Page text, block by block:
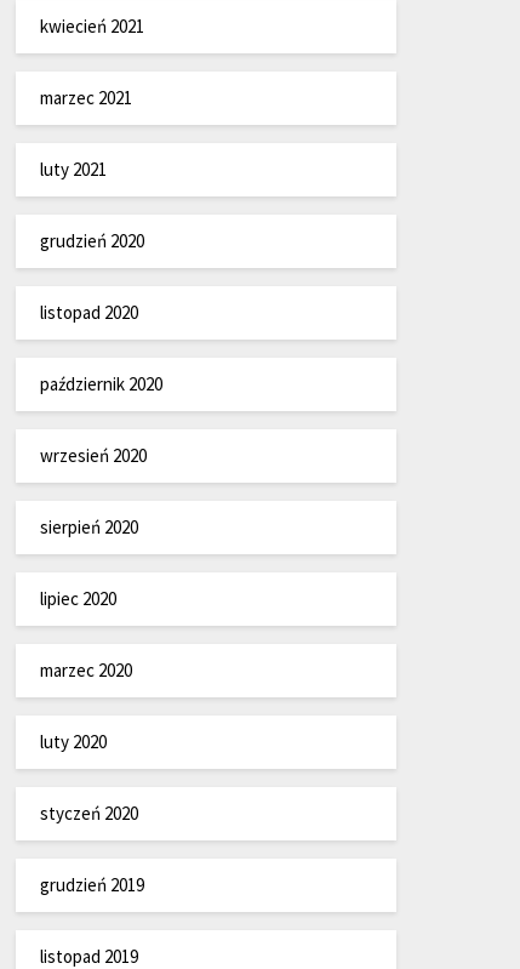
kwiecień 2021
marzec 2021
luty 2021
grudzień 2020
listopad 2020
październik 2020
wrzesień 2020
sierpień 2020
lipiec 2020
marzec 2020
luty 2020
styczeń 2020
grudzień 2019
listopad 2019